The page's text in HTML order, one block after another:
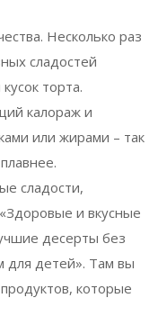
Несколько раз
сладостей
торта.
калораж и
или жирами – так
сладости,
и вкусные
десерты без
для детей». Там вы
которые